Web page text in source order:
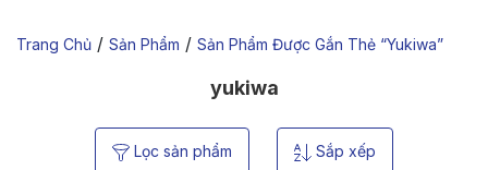
Trang Chủ / Sản Phẩm / Sản Phẩm Được Gắn Thẻ “yukiwa”
yukiwa
Lọc sản phẩm Sắp xếp